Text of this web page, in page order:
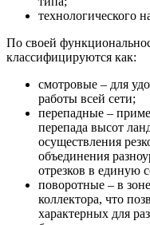
технологического
По своей
классифицируются как:
смотровые – для
работы всей сети;
перепадные –
перепада высот
осуществления
объединения
отрезков в единую
поворотные – в
коллектора, что
характерных для